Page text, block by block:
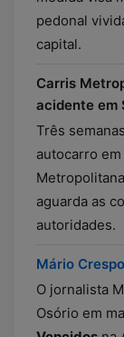
pedonal
capital.
Carris
acidente em
Três
autocarro
aguarda as
autoridades.
Mário
O jornalista
Osório em